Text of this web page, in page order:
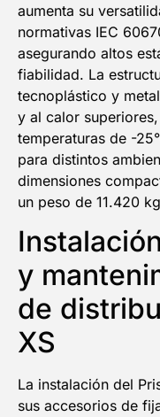
aumenta su
normativas IEC
asegurando altos
fiabilidad. La
tecnoplástico y
y al calor
temperaturas de -
para distintos
dimensiones
un peso de 11.420
y
de
XS
La instalación del
sus accesorios de